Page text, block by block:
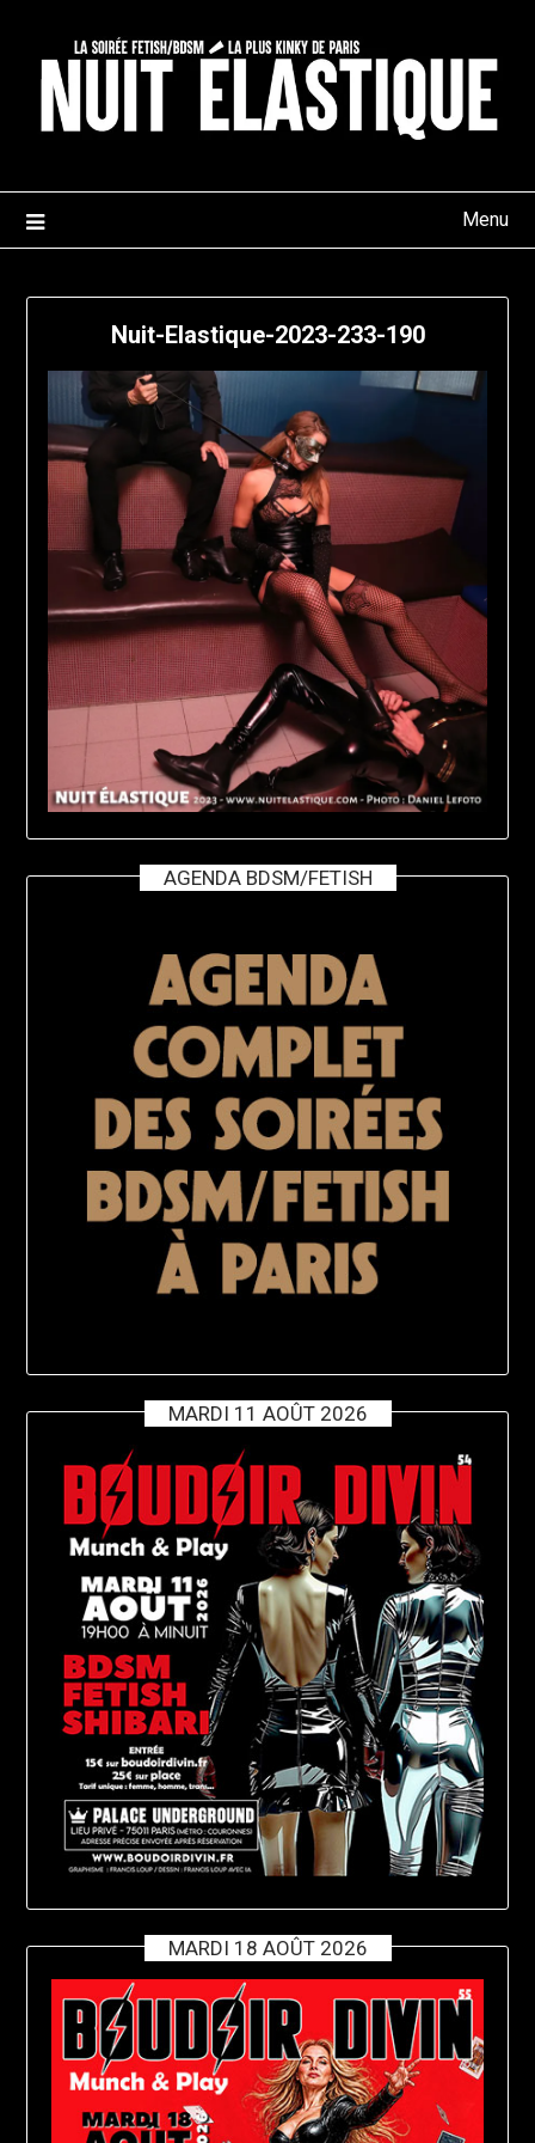
content
Menu
Nuit-Elastique-2023-233-190
AGENDA BDSM/FETISH
MARDI 11 AOÛT 2026
MARDI 18 AOÛT 2026